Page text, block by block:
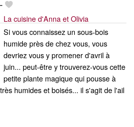
-
La cuisine d'Anna et Olivia
Si vous connaissez un sous-bois
humide près de chez vous, vous
devriez vous y promener d'avril à
juin... peut-être y trouverez-vous cette
petite plante magique qui pousse à
humides et boisés... il s'agit de l'ail